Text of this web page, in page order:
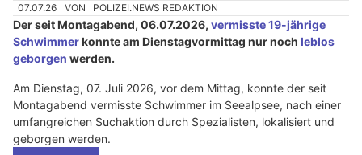
07.07.26 VON POLIZEI.NEWS REDAKTION
Der seit Montagabend, 06.07.2026, vermisste 19-jährige
Schwimmerkonnte am Dienstagvormittag nur noch leblos
geborgen werden.
Am Dienstag, 07. Juli 2026, vor dem Mittag, konnte der seit
Montagabend vermisste Schwimmer im Seealpsee, nach einer
umfangreichen Suchaktion durch Spezialisten, lokalisiert und
geborgen werden.